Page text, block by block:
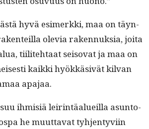
hyvä esimerk­ki, maa on täyn­
ole­via raken­nuk­sia, joi­ta
tiilite­htaat seiso­vat ja maa on
kaik­ki hyökkä­sivät kil­van
apajaa.
ihmisiä leir­in­täalueil­la asun­to­
he muut­ta­vat tyh­jen­tyvi­in